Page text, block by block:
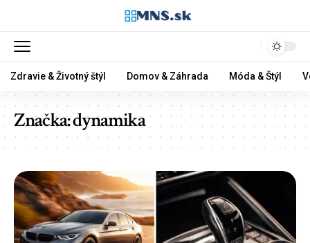
Zdravie & Životný štýl Domov & Záhrada Móda & Štýl
Značka:dynamika